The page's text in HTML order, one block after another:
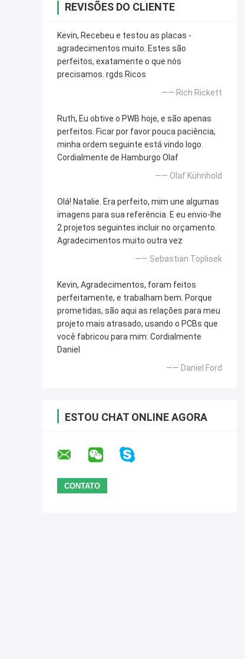
REVISÕES DO CLIENTE
Kevin, Recebeu e testou as placas -
agradecimentos muito. Estes são
perfeitos, exatamente o que nós
precisamos. rgds Ricos
—— Rich Rickett
Ruth, Eu obtive o PWB hoje, e são apenas
perfeitos. Ficar por favor pouca paciência,
minha ordem seguinte está vindo logo.
Cordialmente de Hamburgo Olaf
—— Olaf Kühnhold
Olá! Natalie. Era perfeito, mim une algumas
imagens para sua referência. E eu envio-lhe
2 projetos seguintes incluir no orçamento.
Agradecimentos muito outra vez
—— Sebastian Toplisek
Kevin, Agradecimentos, foram feitos
perfeitamente, e trabalham bem. Porque
prometidas, são aqui as relações para meu
projeto mais atrasado, usando o PCBs que
você fabricou para mim: Cordialmente
Daniel
—— Daniel Ford
ESTOU CHAT ONLINE AGORA